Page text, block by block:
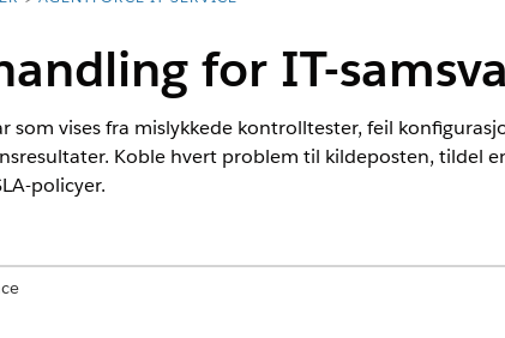
for IT-
som vises fra mislykkede kontrolltester, feil
Koble hvert problem til kildeposten, tildel
policyer.